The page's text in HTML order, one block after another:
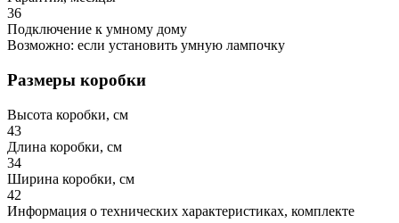
36
Подключение к умному дому
Возможно: если установить умную лампочку
Размеры коробки
Высота коробки, см
43
Длина коробки, см
34
Ширина коробки, см
42
Информация о технических характеристиках, комплекте